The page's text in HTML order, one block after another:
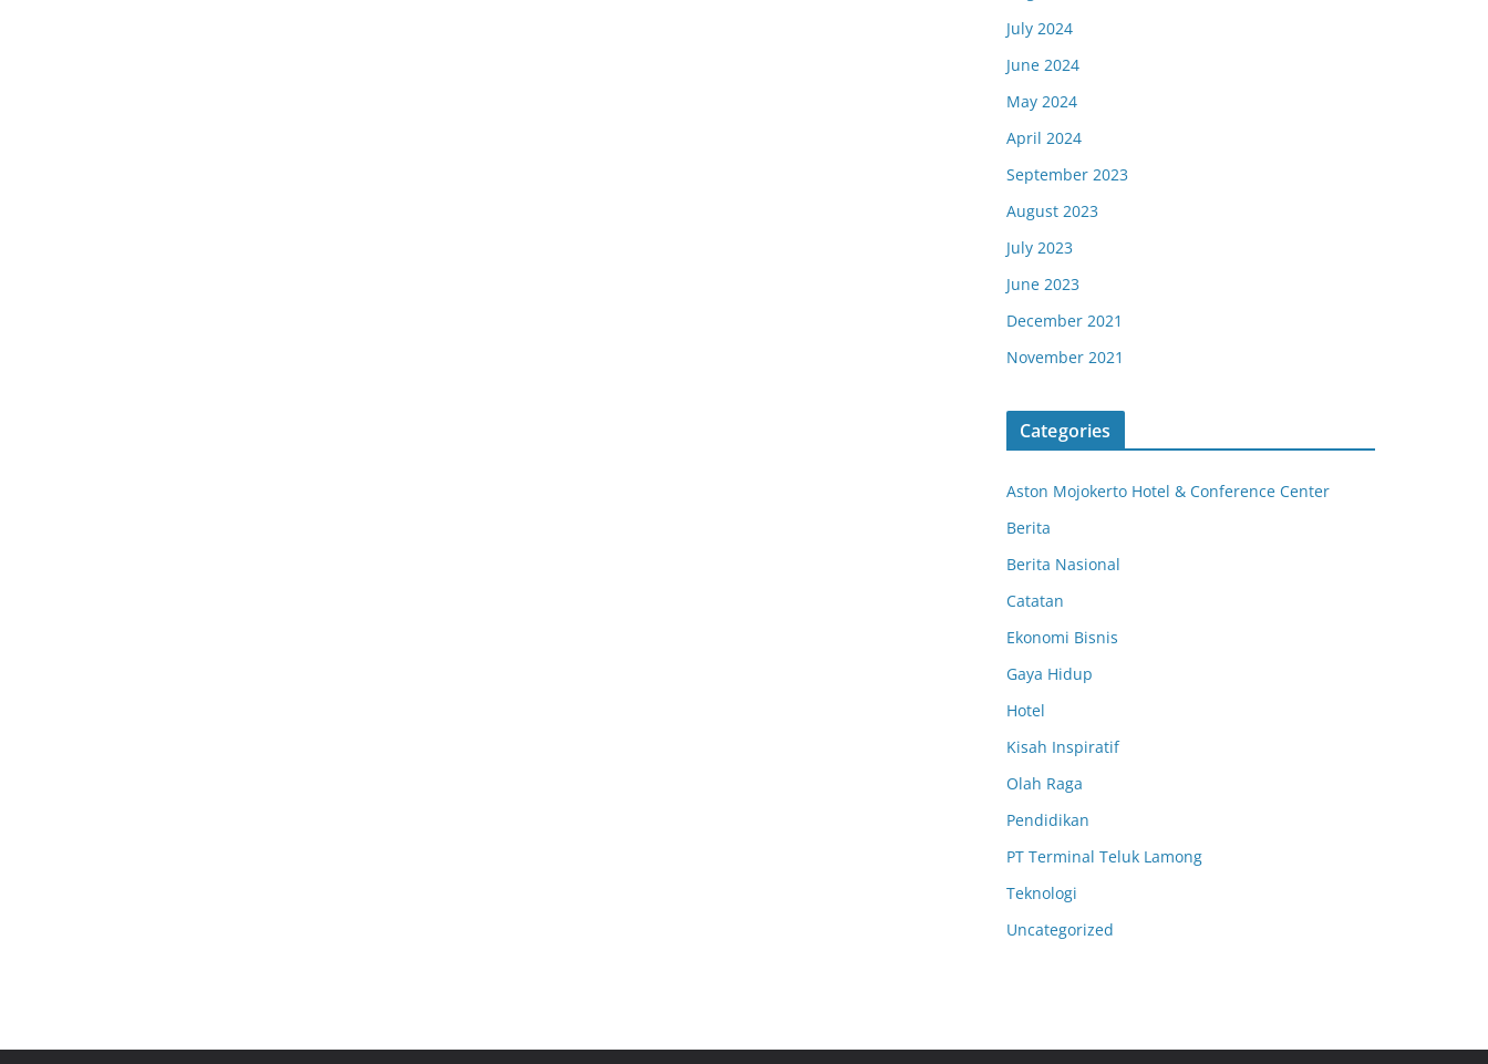
July 2024
June 2024
May 2024
April 2024
September 2023
August 2023
July 2023
June 2023
December 2021
November 2021
Categories
Aston Mojokerto Hotel & Conference Center
Berita
Berita Nasional
Catatan
Ekonomi Bisnis
Gaya Hidup
Hotel
Kisah Inspiratif
Olah Raga
Pendidikan
PT Terminal Teluk Lamong
Teknologi
Uncategorized